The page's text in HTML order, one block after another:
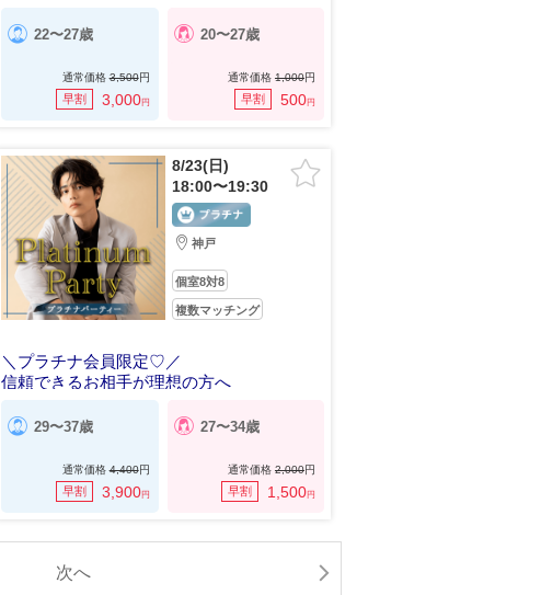
22〜27歳
通常価格3,500円
早割 3,000円
20〜27歳
通常価格 1,000円
早割 500円
8/23(日)
18:00〜19:30
神戸
個室8対8
複数マッチング
＼プラチナ会員限定♡／
信頼できるお相手が理想の方へ
29〜37歳
通常価格4,400円
早割 3,900円
27〜34歳
通常価格 2,000円
早割 1,500円
次へ